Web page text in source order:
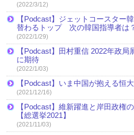
(2022/3/12)
【Podcast】ジェットコースタ
替わるトップ 次の韓国指導者は
(2022/1/29)
【Podcast】田村重信 2022年政
に期待
(2022/1/03)
【Podcast】いま中国が抱える恒
(2021/12/16)
【Podcast】維新躍進と岸田政権
【総選挙2021】
(2021/11/03)